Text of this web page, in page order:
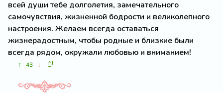
всей души тебе долголетия, замечательного
самочувствия, жизненной бодрости и великолепного
настроения. Желаем всегда оставаться
жизнерадостным, чтобы родные и близкие были
всегда рядом, окружали любовью и вниманием!
↑ 43 ↓